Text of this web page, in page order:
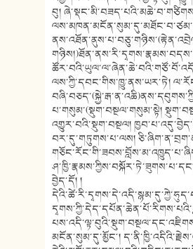
བུ།
ལས་ཀྱི་དབང་གིས་ཁྱུ་ནས་ཡར་ཏེ།
པ་གསུམ་(སྡུག་བསྔལ་གསུམ་སྟེ།
འགྱུར་བའི་སྡུག་བསྔལ།
བར་དུ་གཏུགས་པ་ལས།
བྱེད་དོ། །
མངོན་སུམ་དུ་མྱོང༌།